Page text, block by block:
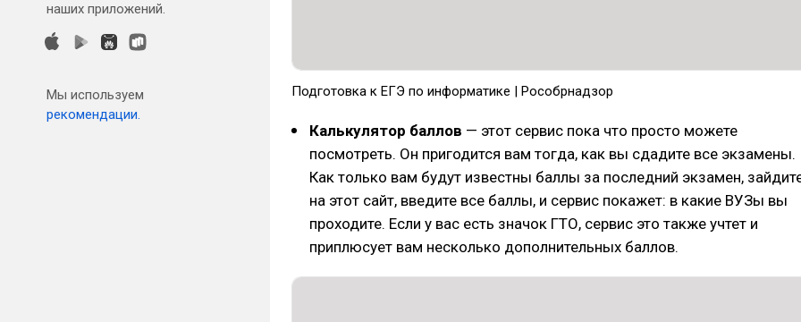
наших приложений.
Мы используем
рекомендации.
Подготовка к ЕГЭ по информатике | Рособрнадзор
Калькулятор баллов — этот сервис пока что просто можете
посмотреть. Он пригодится вам тогда, как вы сдадите все экзамены.
Как только вам будут известны баллы за последний экзамен,
на этот сайт, введите все баллы, и сервис покажет: в какие ВУЗы вы
проходите. Если у вас есть значок ГТО, сервис это также учтет и
приплюсует вам несколько дополнительных баллов.